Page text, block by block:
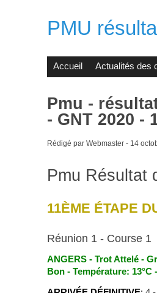
PMU
Accueil Actualités des
Pmu -
- GNT 2020 -
Rédigé par Webmaster - 14
Pmu Résultat
11ÈME ÉTAPE
Réunion 1 - Course 1
ANGERS - Trot Attelé -
Bon - Température: 13°C